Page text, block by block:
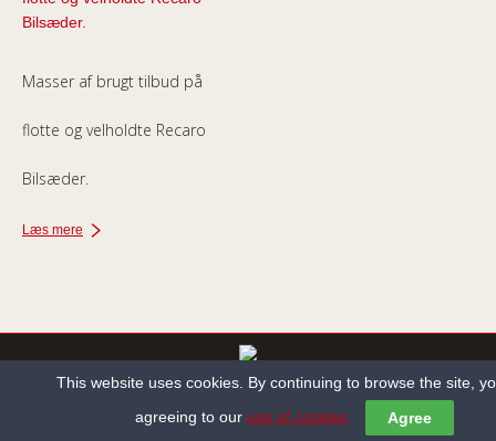
Masser af brugt tilbud på
flotte og velholdte Recaro
Bilsæder.
Læs mere
Copyright ©2013-2022 Holbæk Autosadelmager All Rights Reserved.
This website uses cookies. By continuing to browse the site,
agreeing to our use of cookies Agree